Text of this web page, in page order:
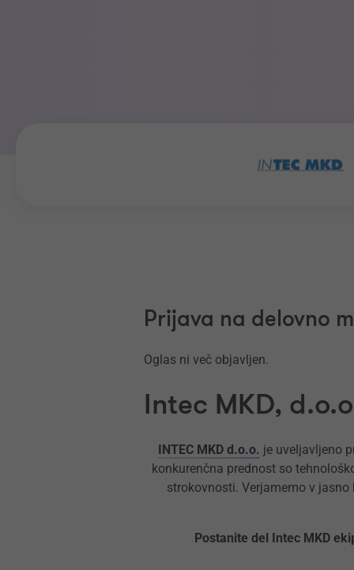
Prijava na delovno
Oglas ni več objavljen.
Intec MKD,
INTEC MKD d.o.o. je uveljavljeno
konkurenčna prednost so
strokovnosti. Verjamemo v
Postanite del Intec MKD